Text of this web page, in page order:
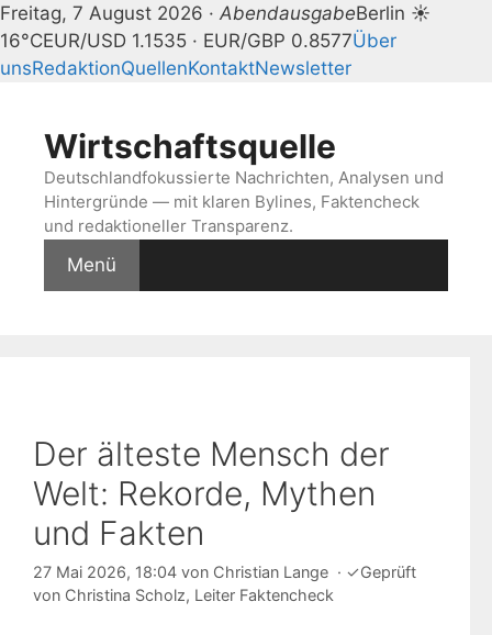
Freitag, 7 August 2026 · AbendausgabeBerlin ☀
16°CEUR/USD 1.1535 · EUR/GBP 0.8577Über
unsRedaktionQuellenKontaktNewsletter
springenWirtschaftsquelle
Deutschlandfokussierte Nachrichten, Analysen und
Hintergründe — mit klaren Bylines, Faktencheck
und redaktioneller Transparenz.
Menü
Der älteste Mensch der
Welt: Rekorde, Mythen
und Fakten
27 Mai 2026, 18:04 von Christian Lange · ✓Geprüft
von Christina Scholz, Leiter Faktencheck